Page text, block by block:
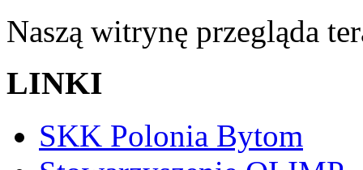
Naszą witrynę przegląda
LINKI
SKK Polonia Bytom